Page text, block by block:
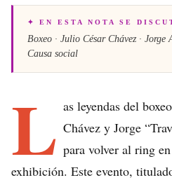
✦ EN ESTA NOTA SE
Boxeo · Julio César Chávez · Jorge
Causa social
L as leyendas del
Chávez y Jorge
para volver al ring
exhibición. Este evento,